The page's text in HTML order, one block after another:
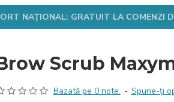
NAȚIONAL: GRATUIT LA COMENZI
Scrub
Bazată pe 0 note. - Spune-ţi